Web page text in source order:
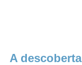
A descoberta